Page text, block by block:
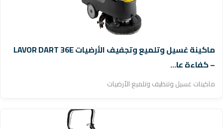
ماكينة غسيل وتلميع وتجفيف الأرضيات LAVOR DART 36E
– كفاءة عا...
ماكينات غسيل وتنظيف وتلميع الأرضيات